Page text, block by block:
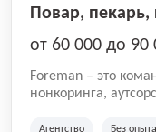
Повар, пекарь,
от 60 000 до
Foreman – это
нонкоринга,
реализовывать
Агентство Без опыта